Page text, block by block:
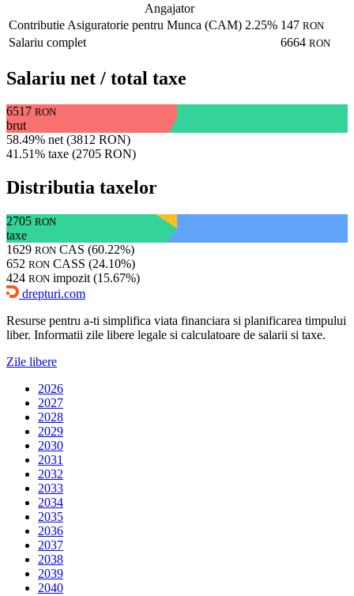
Angajator
Contributie Asiguratorie pentru Munca (CAM) 2.25% 147 RON
Salariu complet 6664 RON
Salariu net / total taxe
6517 RON
brut
58.49% net (3812 RON)
41.51% taxe (2705 RON)
Distributia taxelor
2705 RON
taxe
1629 RON CAS (60.22%)
652 RON CASS (24.10%)
424 RON impozit (15.67%)
drepturi.com
Resurse pentru a-ti simplifica viata financiara si planificarea timpului
liber. Informatii zile libere legale si calculatoare de salarii si taxe.
Zile libere
2026
2027
2028
2029
2030
2031
2032
2033
2034
2035
2036
2037
2038
2039
2040